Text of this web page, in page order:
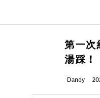
第一次
湯踩！
Dandy